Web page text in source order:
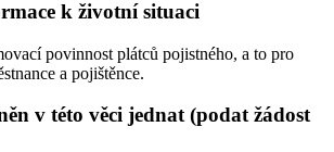
k životní situaci
povinnost plátců pojistného, a to pro
a pojištěnce.
v této věci jednat (podat žádost